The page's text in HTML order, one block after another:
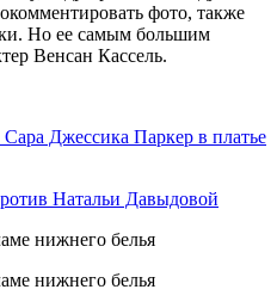
фото, также
Но ее самым большим
Венсан Кассель.
Джессика Паркер в платье
Натальи Давыдовой